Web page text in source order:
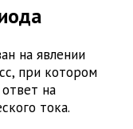
на явлении
при котором
на
тока.